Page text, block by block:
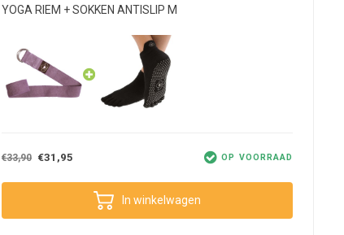
YOGA RIEM + SOKKEN ANTISLIP M
€33,90 €31,95 OP VOORRAAD
In winkelwagen